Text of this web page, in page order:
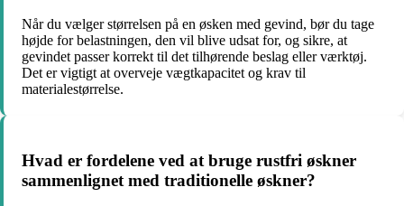
Når du vælger størrelsen på en øsken med gevind, bør du tage
højde for belastningen, den vil blive udsat for, og sikre, at
gevindet passer korrekt til det tilhørende beslag eller værktøj.
Det er vigtigt at overveje vægtkapacitet og krav til
materialestørrelse.
Hvad er fordelene ved at bruge rustfri øskner
sammenlignet med traditionelle øskner?